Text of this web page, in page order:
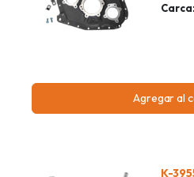
Agregar al
K-